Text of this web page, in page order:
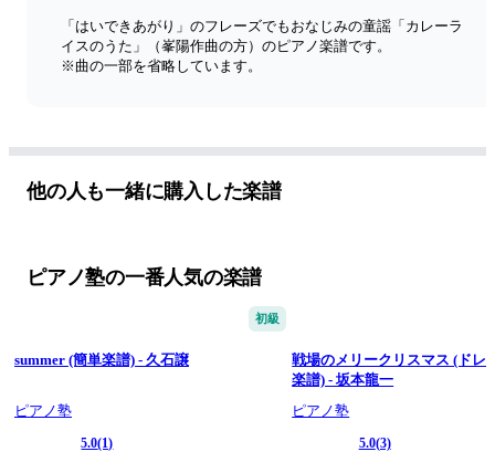
「はいできあがり」のフレーズでもおなじみの童謡「カレーラ
イスのうた」（峯陽作曲の方）のピアノ楽譜です。
※曲の一部を省略しています。
他の人も一緒に購入した楽譜
ピアノ塾の一番人気の楽譜
初級
summer (簡単楽譜) - 久石譲
ピアノ塾
5.0(1)
戦場のメリークリスマス (ドレ
楽譜) - 坂本龍一
ピアノ塾
5.0(3)